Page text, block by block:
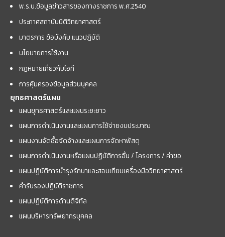
พ.ร.บ.ข้อมูลข่าวสารของทางราชการ พ.ศ.2540
ประกาศสถาบันนิติวิทยาศาสตร์
มาตรการ ข้อบังคับ แนวปฏิบัติ
นโยบายการใช้งาน
กฎหมายเกี่ยวกับไอที
การคุ้มครองข้อมูลส่วนบุคคล
ยุทธศาสตร์แผน
แผนยุทธศาสตร์และแผนระยะยาว
แผนการดำเนินงานและแผนการใช้จ่ายงบประมาณ
แผนงานจัดซื้อจัดจ้างและแผนการจัดหาพัสดุ
แผนการดำเนินงานหรือแผนปฏิบัติการอื่น / โครงการ / คำขอ
แผนปฏิบัติการบำรุงรักษาและสอบเทียบเครื่องมือวิทยาศาสตร์
คำรับรองปฏิบัติราชการ
แผนปฏิบัติการด้านดิจิทัล
แผนบริหารทรัพยากรบุคคล